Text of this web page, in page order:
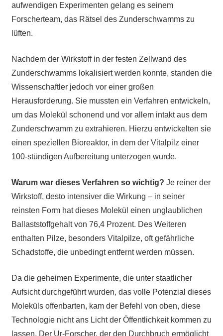
aufwendigen Experimenten gelang es seinem
Forscherteam, das Rätsel des Zunderschwamms zu
lüften.
Nachdem der Wirkstoff in der festen Zellwand des
Zunderschwamms lokalisiert werden konnte, standen die
Wissenschaftler jedoch vor einer großen
Herausforderung. Sie mussten ein Verfahren entwickeln,
um das Molekül schonend und vor allem intakt aus dem
Zunderschwamm zu extrahieren. Hierzu entwickelten sie
einen speziellen Bioreaktor, in dem der Vitalpilz einer
100-stündigen Aufbereitung unterzogen wurde.
Warum war dieses Verfahren so wichtig? Je reiner der
Wirkstoff, desto intensiver die Wirkung – in seiner
reinsten Form hat dieses Molekül einen unglaublichen
Ballaststoffgehalt von 76,4 Prozent. Des Weiteren
enthalten Pilze, besonders Vitalpilze, oft gefährliche
Schadstoffe, die unbedingt entfernt werden müssen.
Da die geheimen Experimente, die unter staatlicher
Aufsicht durchgeführt wurden, das volle Potenzial dieses
Moleküls offenbarten, kam der Befehl von oben, diese
Technologie nicht ans Licht der Öffentlichkeit kommen zu
lassen. Der Ur-Forscher, der den Durchbruch ermöglicht